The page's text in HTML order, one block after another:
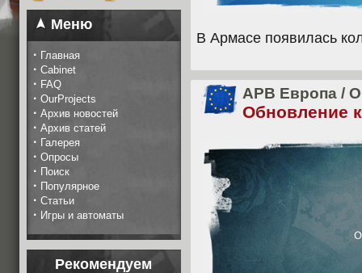
Меню
· Главная
· Cabinet
· FAQ
· OurProjects
· Архив новостей
· Архив статей
· Галерея
· Опросы
· Поиск
· Популярное
· Статьи
· Игры и автоматы
Рекомендуем
В Армасе появилась
APB Европа /
Обновление